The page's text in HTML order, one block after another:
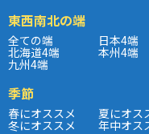
東西南北の端
全ての端 日本4端
北海道4端 本州4端
九州4端
季節
春にオススメ 夏にオス
冬にオススメ 年中オス